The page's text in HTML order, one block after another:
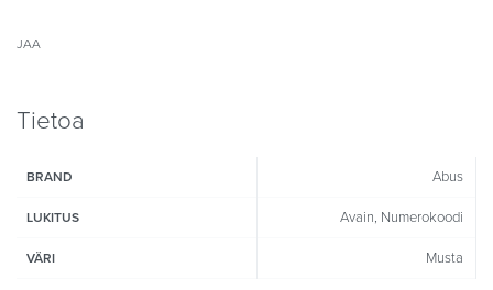
JAA
Tietoa
BRAND Abus
LUKITUS Avain, Numerokoodi
VÄRI Musta